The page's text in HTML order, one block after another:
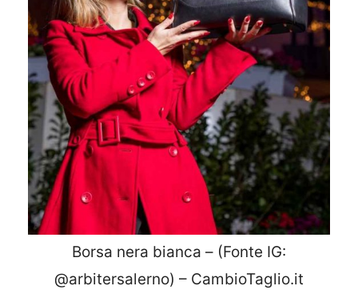
Borsa nera bianca – (Fonte IG:
@arbitersalerno) – CambioTaglio.it